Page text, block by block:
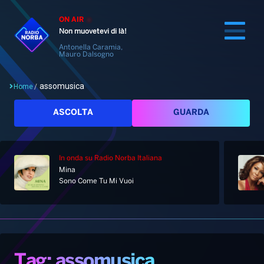
ON AIR
Non muovetevi di là!
Antonella Caramia,
Mauro Dalsogno
Home
Palinsesto
Notizie
Home/ assomusica
ASCOLTA GUARDA
In onda su Radio Norba Italiana
Mina
Sono Come Tu Mi Vuoi